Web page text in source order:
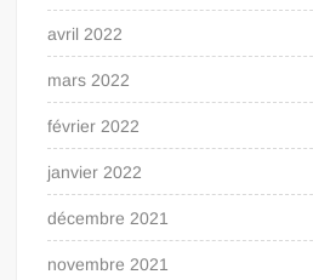
avril 2022
mars 2022
février 2022
janvier 2022
décembre 2021
novembre 2021